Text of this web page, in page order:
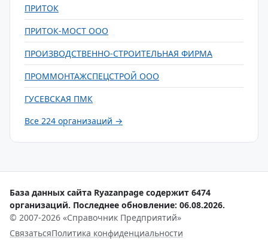
ПРИТОК
ПРИТОК-МОСТ ООО
ПРОИЗВОДСТВЕННО-СТРОИТЕЛЬНАЯ ФИРМА
ПРОММОНТАЖСПЕЦСТРОЙ ООО
ГУСЕВСКАЯ ПМК
Все 224 организаций →
База данных сайта Ryazanpage содержит 6474
организаций. Последнее обновление: 06.08.2026.
© 2007-2026 «Справочник Предприятий»
СвязатьсяПолитика конфиденциальности